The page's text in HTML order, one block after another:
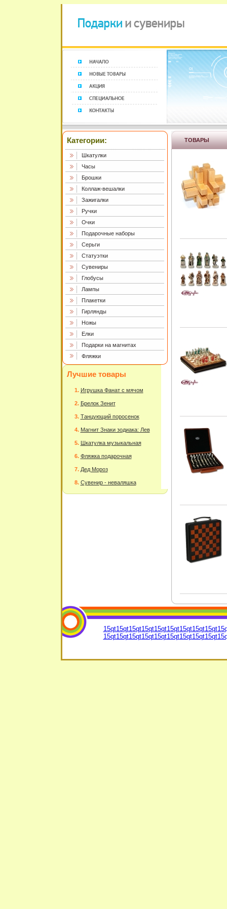
Категории:
Шкатулки
Часы
Брошки
Коллаж-вешалки
Зажигалки
Ручки
Очки
Подарочные наборы
Серьги
Статуэтки
Сувениры
Глобусы
Лампы
Плакетки
Гирлянды
Ножы
Елки
Подарки на магнитах
Фляжки
Лучшие товары
Игрушка Фанат с мячом
Брелок Зенит
Танцующий поросенок
Магнит Знаки зодиака: Лев
Шкатулка музыкальная
Фляжка подарочная
Дед Мороз
Сувенир - неваляшка
ТОВАРЫ
15qt15qt15qt15qt15qt15qt15qt15qt15qt
15qt15qt15qt15qt15qt15qt15qt15qt15qt